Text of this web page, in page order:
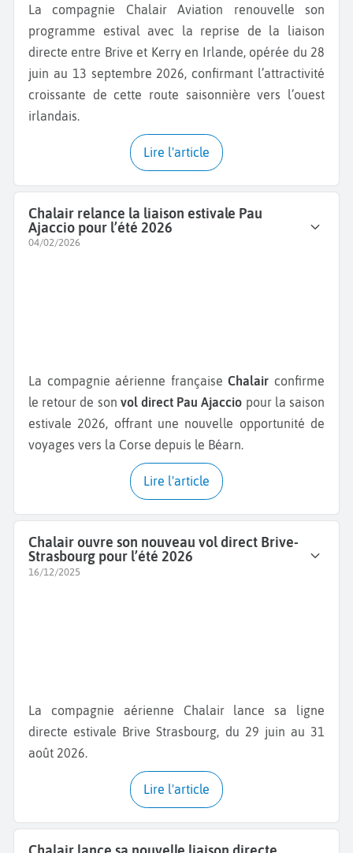
La compagnie Chalair Aviation renouvelle son
programme estival avec la reprise de la liaison
directe entre Brive et Kerry en Irlande, opérée du 28
juin au 13 septembre 2026, confirmant l’attractivité
croissante de cette route saisonnière vers l’ouest
irlandais.
Lire l'article
Chalair relance la liaison estivale Pau
Ajaccio pour l’été 2026
04/02/2026
La compagnie aérienne françaiseChalair confirme
le retour de son vol direct Pau Ajaccio pour la saison
estivale 2026, offrant une nouvelle opportunité de
voyages vers la Corse depuis le Béarn.
Lire l'article
Chalair ouvre son nouveau vol direct Brive-
Strasbourg pour l’été 2026
16/12/2025
La compagnie aérienne Chalair lance sa ligne
directe estivale Brive Strasbourg, du 29 juin au 31
août 2026.
Lire l'article